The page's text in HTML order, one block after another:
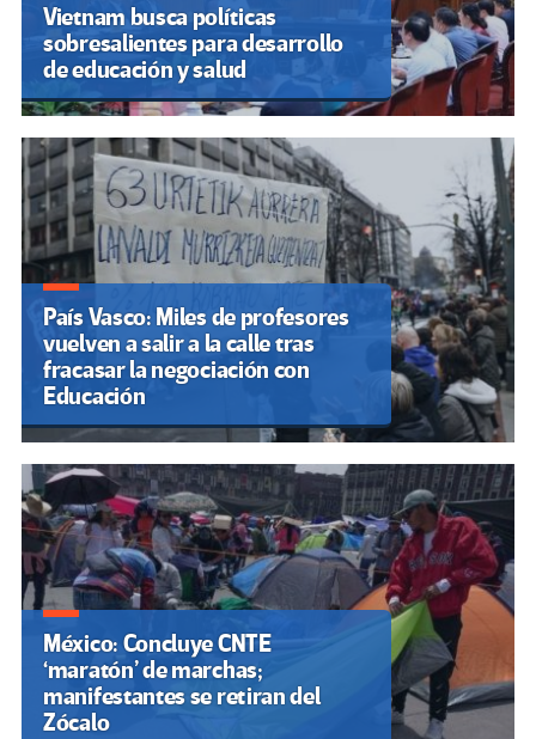
Vietnam busca políticas
sobresalientes para desarrollo
de educación y salud
País Vasco: Miles de profesores
vuelven a salir a la calle tras
fracasar la negociación con
Educación
México: Concluye CNTE
‘maratón’ de marchas;
manifestantes se retiran del
Zócalo